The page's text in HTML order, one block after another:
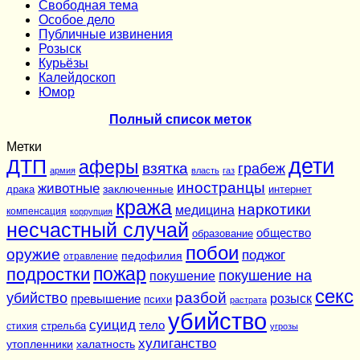
Cвободная тема
Особое дело
Публичные извинения
Розыск
Курьёзы
Калейдоскоп
Юмор
Полный список меток
Метки
ДТП армия аферы взятка власть газ грабеж дети
драка животные заключенные иностранцы интернет
компенсация коррупция кража медицина наркотики
несчастный случай образование общество
оружие отравление педофилия побои поджог
подростки пожар покушение покушение на
убийство превышение психи разбой растрата розыск секс
стихия стрельба суицид тело убийство угрозы
утопленники халатность хулиганство